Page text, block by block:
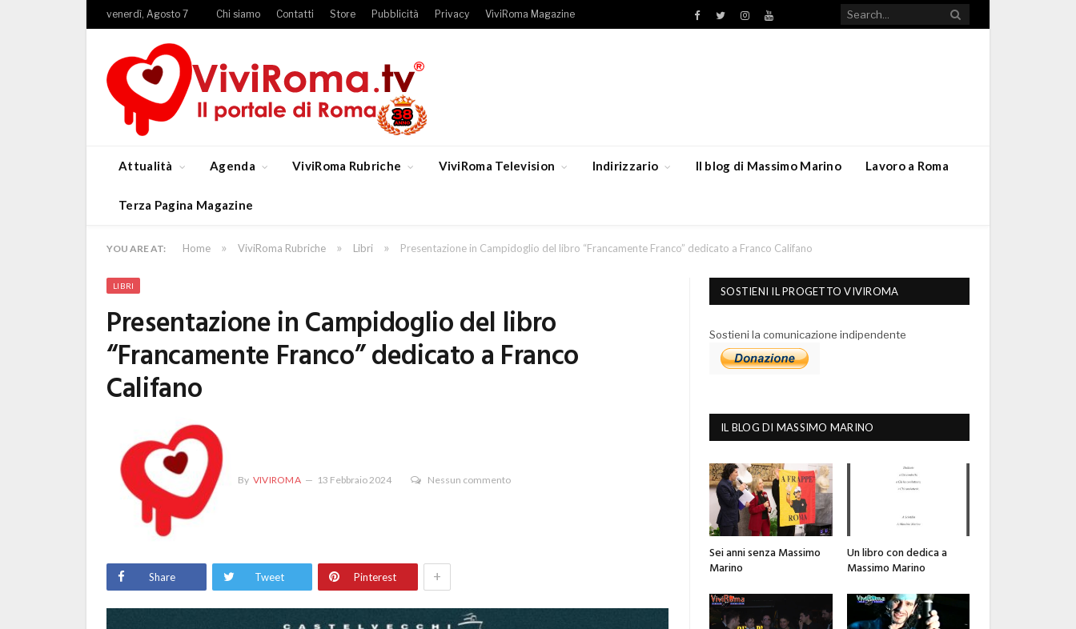
venerdì, Agosto 7 Chi siamo Contatti Store Pubblicità Privacy ViviRoma Magazine Facebook
TwitterInstagramYouTube
Attualità Agenda ViviRoma Rubriche ViviRoma Television Indirizzario Il blog di Massimo Marino Lavoro a Roma
Terza Pagina Magazine
YOU ARE AT: Home » ViviRoma Rubriche » Libri » Presentazione in Campidoglio del libro “Francamente Franco” dedicato a Franco Califano
LIBRI
Presentazione in Campidoglio del libro
“Francamente Franco” dedicato a Franco
Califano
By VIVIROMA 13 Febbraio 2024 Nessun commento
Share Tweet Pinterest +
SOSTIENI IL PROGETTO VIVIROMA
Sostieni la comunicazione indipendente
IL BLOG DI MASSIMO MARINO
Sei anni senza Massimo
Marino
Un libro con dedica a
Massimo Marino